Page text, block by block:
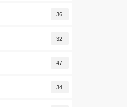
36
32
47
34